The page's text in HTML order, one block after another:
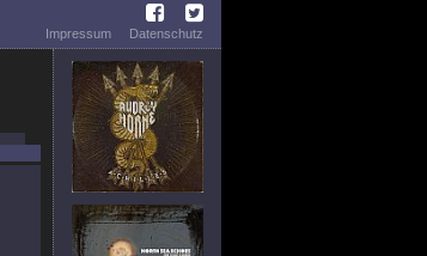
Impressum
Datenschutz